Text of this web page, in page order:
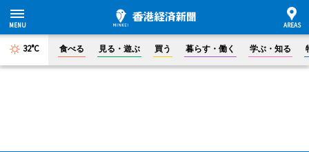
32°C 食べる 見る・遊ぶ 買う 暮らす・働く 学ぶ・知る